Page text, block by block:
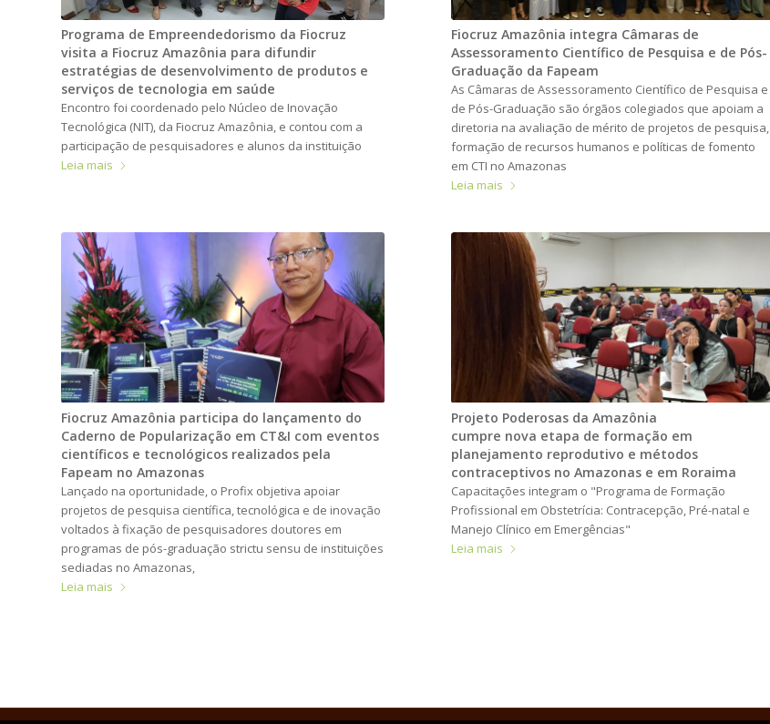
Programa de Empreendedorismo da Fiocruz
visita a Fiocruz Amazônia para difundir
estratégias de desenvolvimento de produtos e
serviços de tecnologia em saúde
Encontro foi coordenado pelo Núcleo de Inovação
Tecnológica (NIT), da Fiocruz Amazônia, e contou com a
participação de pesquisadores e alunos da instituição
Leia mais
Fiocruz Amazônia integra Câmaras de
Assessoramento Científico de Pesquisa e de Pós-
Graduação da Fapeam
As Câmaras de Assessoramento Científico de Pesquisa e
de Pós-Graduação são órgãos colegiados que apoiam a
diretoria na avaliação de mérito de projetos de pesquisa,
formação de recursos humanos e políticas de fomento
em CTI no Amazonas
Leia mais
Fiocruz Amazônia participa do lançamento do
Caderno de Popularização em CT&I com eventos
científicos e tecnológicos realizados pela
Fapeam no Amazonas
Lançado na oportunidade, o Profix objetiva apoiar
projetos de pesquisa científica, tecnológica e de inovação
voltados à fixação de pesquisadores doutores em
programas de pós-graduação strictu sensu de instituições
sediadas no Amazonas,
Leia mais
Projeto Poderosas da Amazônia
cumpre nova etapa de formação em
planejamento reprodutivo e métodos
contraceptivos no Amazonas e em Roraima
Capacitações integram o "Programa de Formação
Profissional em Obstetrícia: Contracepção, Pré-natal e
Manejo Clínico em Emergências"
Leia mais